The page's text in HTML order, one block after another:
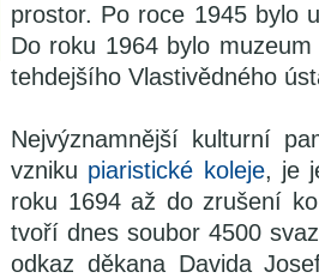
prostor. Po roce 1945 bylo
Do roku 1964 bylo
tehdejšího Vlastivědného
Nejvýznamnější kulturní
vzniku piaristické koleje, je
roku 1694 až do zrušení
tvoří dnes soubor 4500
odkaz děkana Davida